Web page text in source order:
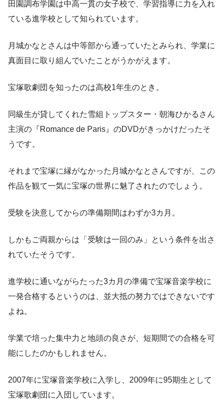
田園調布学園は中高一貫の女子校で、学習指導に力を入れ
ている進学校として知られています。
月城かなとさんは中等部から通っていたとみられ、学業に
真面目に取り組んでいたことがうかがえます。
宝塚歌劇団を知ったのは高校1年生のとき。
同級生が貸してくれた雪組トップスター・朝海ひかるさん
主演の『Romance de Paris』のDVDがきっかけだったそ
うです。
それまで宝塚に縁がなかった月城かなとさんですが、この
作品を観て一気に宝塚の世界に魅了されたのでしょう。
受験を決意してからの準備期間はわずか3カ月。
しかもご両親からは「受験は一回のみ」という条件を出さ
れていたそうです。
進学校に通いながらたった3カ月の準備で宝塚音楽学校に
一発合格するというのは、並大抵の努力ではできないです
よね。
学業で培った集中力と地頭の良さが、短期間での合格を可
能にしたのかもしれません。
2007年に宝塚音楽学校に入学し、2009年に95期生として
宝塚歌劇団に入団しています。